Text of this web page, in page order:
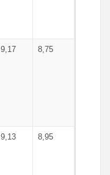
9,17 8,75
9,13 8,95